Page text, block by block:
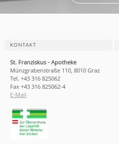
KONTAKT
St. Franziskus - Apotheke
Münzgrabenstraße 110, 8010 Graz
Tel. +43 316 825062
Fax +43 316 825062-4
E-Mail